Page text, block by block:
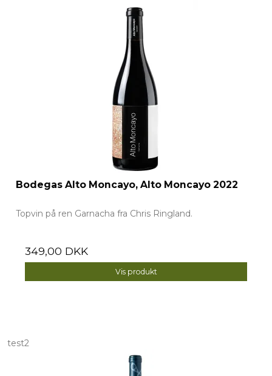
Bodegas Alto Moncayo, Alto Moncayo 2022
Topvin på ren Garnacha fra Chris Ringland.
349,00 DKK
Vis produkt
test2